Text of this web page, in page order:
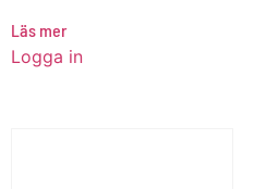
Läs mer
Logga in